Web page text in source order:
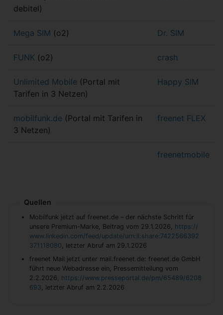
debitel)
Mega SIM (o2) Dr. SIM
FUNK (o2) crash
Unlimited Mobile (Portal mit
Tarifen in 3 Netzen)
Happy SIM
mobilfunk.de (Portal mit Tarifen in
3 Netzen)
freenet FLEX
freenetmobile
Quellen
Mobilfunk jetzt auf freenet.de – der nächste Schritt für
unsere Premium-Marke, Beitrag vom 29.1.2026, https://
www.linkedin.com/feed/update/urn:li:share:7422566392
371118080, letzter Abruf am 29.1.2026
freenet Mail jetzt unter mail.freenet.de: freenet.de GmbH
führt neue Webadresse ein, Pressemitteilung vom
2.2.2026, https://www.presseportal.de/pm/65489/6208
693, letzter Abruf am 2.2.2026